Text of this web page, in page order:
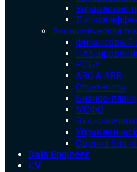
Управление
Личная
Экономическая
Финансовый
РСБУ
ABC & ABB
Отчетность
Бизнес-
МСФО
Оценка
Data Engineer
CV